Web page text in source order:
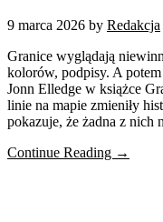
9 marca 2026 by Redakcja
Granice wyglądają
kolorów, podpisy. A
Jonn Elledge w książce
linie na mapie zmieniły
pokazuje, że żadna z nich
Continue Reading →